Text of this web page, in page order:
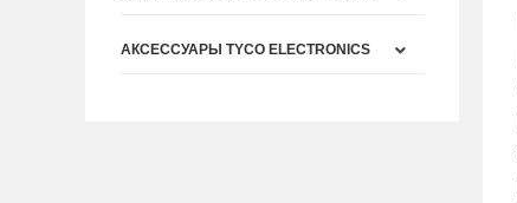
АКСЕССУАРЫ TYCO ELECTRONICS